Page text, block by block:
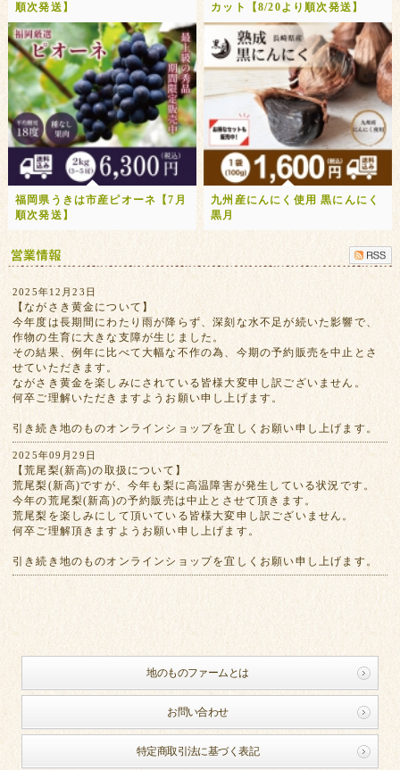
順次発送】
カット【8/20より順次発送】
福岡県うきは市産ピオーネ【7月
順次発送】
九州産にんにく使用 黒にんにく
黒月
2025年12月23日
【ながさき黄金について】
今年度は長期間にわたり雨が降らず、深刻な水不足が続いた影響で、
作物の生育に大きな支障が生じました。
その結果、例年に比べて大幅な不作の為、今期の予約販売を中止とさ
せていただきます。
ながさき黄金を楽しみにされている皆様大変申し訳ございません。
何卒ご理解いただきますようお願い申し上げます。
引き続き地のものオンラインショップを宜しくお願い申し上げます。
2025年09月29日
【荒尾梨(新高)の取扱について】
荒尾梨(新高)ですが、今年も梨に高温障害が発生している状況です。
今年の荒尾梨(新高)の予約販売は中止とさせて頂きます。
荒尾梨を楽しみにして頂いている皆様大変申し訳ございません。
何卒ご理解頂きますようお願い申し上げます。
引き続き地のものオンラインショップを宜しくお願い申し上げます。
地のものファームとは
お問い合わせ
特定商取引法に基づく表記